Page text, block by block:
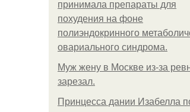
принимала препараты для
похудения на фоне
полиэндокринного
овариального синдрома.
Mуж жену в Москве из-за
зарезал.
Принцесса дании Изабелла